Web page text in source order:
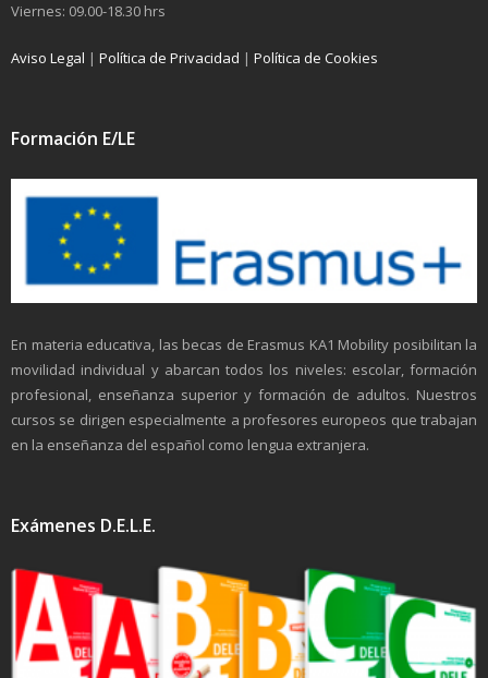
Viernes: 09.00-18.30 hrs
Aviso Legal | Política de Privacidad | Política de Cookies
Formación E/LE
En materia educativa, las becas de Erasmus KA1 Mobility posibilitan la
movilidad individual y abarcan todos los niveles: escolar, formación
profesional, enseñanza superior y formación de adultos. Nuestros
cursos se dirigen especialmente a profesores europeos que trabajan
en la enseñanza del español como lengua extranjera.
Exámenes D.E.L.E.